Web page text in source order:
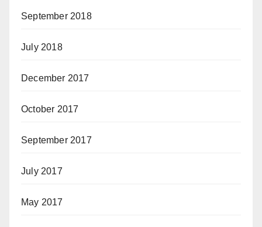
September 2018
July 2018
December 2017
October 2017
September 2017
July 2017
May 2017